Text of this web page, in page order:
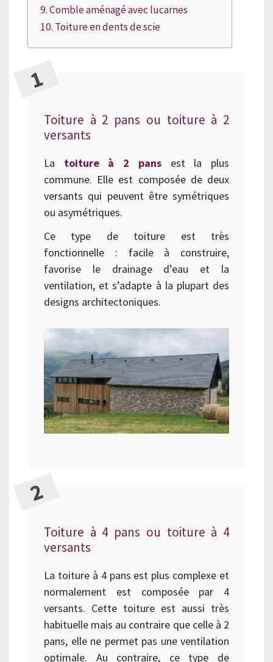
Comble aménagé avec lucarnes
Toiture en dents de scie
Toiture à 2 pans ou toiture à 2
versants
La toiture à 2 pansest la plus
commune. Elle est composée de deux
versants qui peuvent être symétriques
ou asymétriques.
Ce type de toiture est très
fonctionnelle : facile à construire,
favorise le drainage d’eau et la
ventilation, et s’adapte à la plupart des
designs architectoniques.
Toiture à 4 pans ou toiture à 4
versants
La toiture à 4 pans est plus complexe et
normalement est composée par 4
versants. Cette toiture est aussi très
habituelle mais au contraire que celle à 2
pans, elle ne permet pas une ventilation
optimale. Au contraire, ce type de